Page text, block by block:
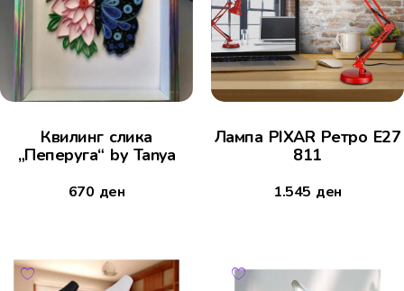
Квилинг слика
„Пеперуга“ by Tanya
670 ден
Лампа PIXAR Ретро Е27
811
1.545 ден